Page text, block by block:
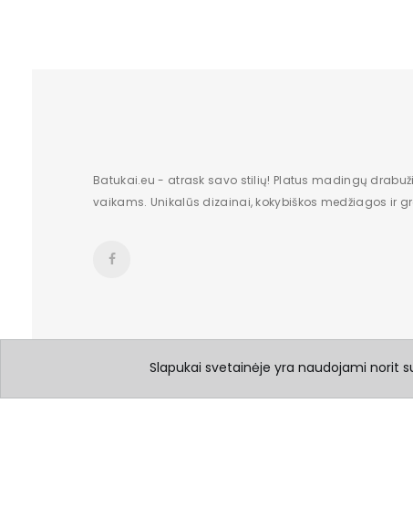
Batukai.eu - atrask savo stilių! Platus madingų
vaikams. Unikalūs dizainai, kokybiškos medžiagos ir
Slapukai svetainėje yra naudojami norit